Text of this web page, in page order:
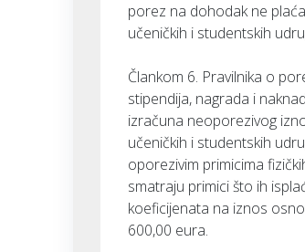
porez na dohodak ne
učeničkih i studentskih
Člankom 6. Pravilnika o
stipendija, nagrada i
izračuna neoporezivog
učeničkih i studentskih
oporezivim primicima
smatraju primici što ih
koeficijenata na iznos
600,00 eura.